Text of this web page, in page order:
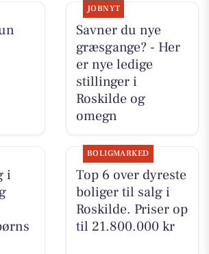
JOBNYT
Savner du nye
græsgange? - Her
er nye ledige
stillinger i
Roskilde og
omegn
i
BOLIGMARKED
Top 6 over dyreste
boliger til salg i
Roskilde. Priser op
til 21.800.000 kr